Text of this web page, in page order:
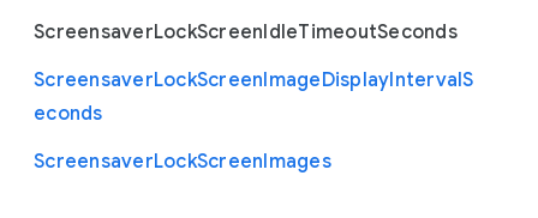
ScreensaverLockScreenIdleTimeoutSeconds
ScreensaverLockScreenImageDisplayIntervalS
econds
ScreensaverLockScreenImages